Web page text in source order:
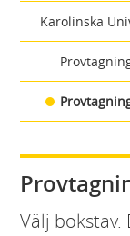
Karolinska
Välj